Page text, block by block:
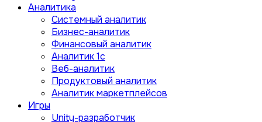
Аналитика
Системный аналитик
Бизнес-аналитик
Финансовый аналитик
Aналитик 1с
Веб-аналитик
Продуктовый аналитик
Аналитик маркетплейсов
Игры
Unity-разработчик